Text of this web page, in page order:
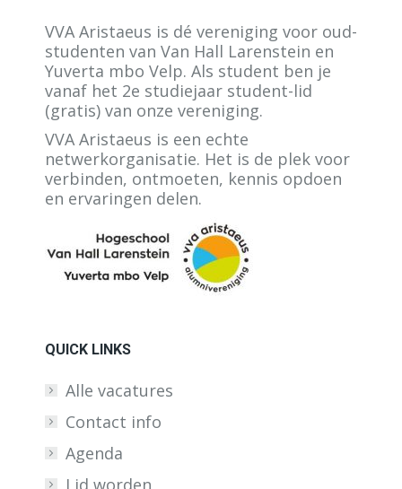
VVA Aristaeus is dé vereniging voor oud-
studenten van Van Hall Larenstein en
Yuverta mbo Velp. Als student ben je
vanaf het 2e studiejaar student-lid
(gratis) van onze vereniging.
VVA Aristaeus is een echte
netwerkorganisatie. Het is de plek voor
verbinden, ontmoeten, kennis opdoen
en ervaringen delen.
QUICK LINKS
Alle vacatures
Contact info
Agenda
Lid worden